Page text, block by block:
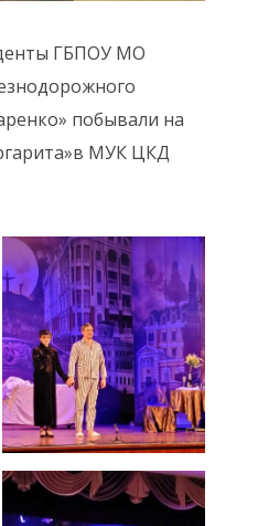
ГБПОУ МО
побывали на
МУК ЦКД